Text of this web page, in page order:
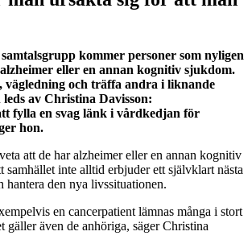
kommer personer som nyligen
eller en annan kognitiv sjukdom.
vägledning och träffa andra i liknande
av Christina Davisson:
fylla en svag länk i vårdkedjan för
hon.
att de har alzheimer eller en annan kognitiv
samhället inte alltid erbjuder ett självklart nästa
hantera den nya livssituationen.
en cancerpatient lämnas många i stort
gäller även de anhöriga, säger Christina